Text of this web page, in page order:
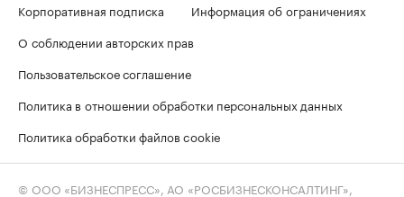
Корпоративная подписка
Информация об ограничениях
О соблюдении авторских прав
Пользовательское соглашение
Политика в отношении обработки персональных данных
Политика обработки файлов cookie
© ООО «БИЗНЕСПРЕСС», АО «РОСБИЗНЕСКОНСАЛТИНГ»,